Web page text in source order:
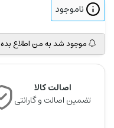
ناموجود
موجود شد به من اطلاع بده
اصالت کالا
تضمین اصالت و گارانتی